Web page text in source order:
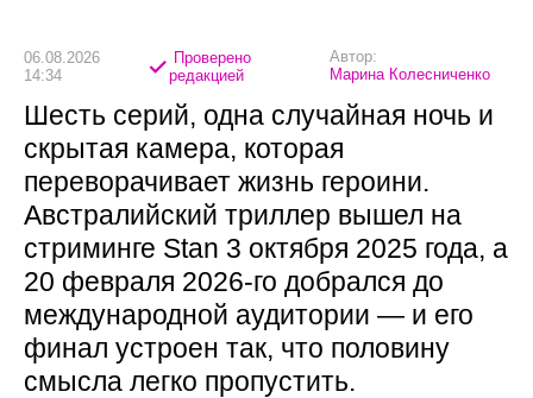
06.08.2026
14:34
Проверено
редакцией
Автор:
Марина Колесниченко
Шесть серий, одна случайная ночь и
скрытая камера, которая
переворачивает жизнь героини.
Австралийский триллер вышел на
стриминге Stan 3 октября 2025 года, а
20 февраля 2026-го добрался до
международной аудитории — и его
финал устроен так, что половину
смысла легко пропустить.